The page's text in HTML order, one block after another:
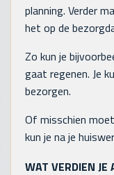
planning. Verder
het op de
Zo kun je
gaat regenen. Je
bezorgen.
Of misschien
kun je na je
WAT VERDIEN JE